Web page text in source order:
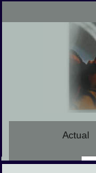
Actual